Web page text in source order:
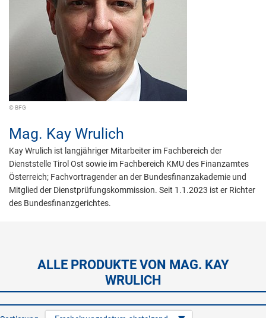
© BFG
Mag. Kay Wrulich
Kay Wrulich ist langjähriger Mitarbeiter im Fachbereich der
Dienststelle Tirol Ost sowie im Fachbereich KMU des Finanzamtes
Österreich; Fachvortragender an der Bundesfinanzakademie und
Mitglied der Dienstprüfungskommission. Seit 1.1.2023 ist er Richter
des Bundesfinanzgerichtes.
ALLE PRODUKTE VON MAG. KAY
WRULICH